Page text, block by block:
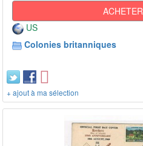
ACHETER
US
Colonies britanniques
+ ajout à ma sélection